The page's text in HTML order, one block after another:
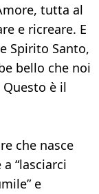
tutta al
e ricreare. E
Spirito Santo,
bello che noi
Questo è il
che nasce
“lasciarci
e